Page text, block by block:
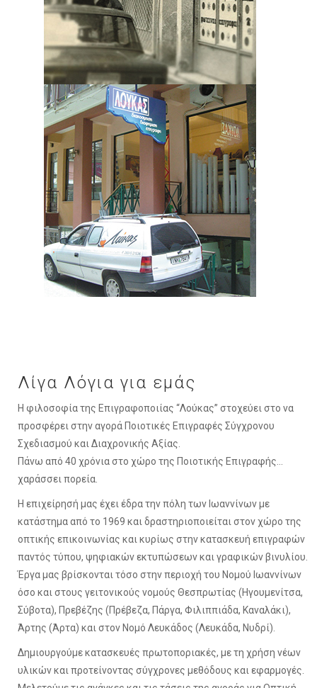
Λίγα Λόγια για εμάς
Η φιλοσοφία της Επιγραφοποιίας “Λούκας” στοχεύει στο να
προσφέρει στην αγορά Ποιοτικές Επιγραφές Σύγχρονου
Σχεδιασμού και Διαχρονικής Αξίας.
Πάνω από 40 χρόνια στο χώρο της Ποιοτικής Επιγραφής…
χαράσσει πορεία.
Η επιχείρησή μας έχει έδρα την πόλη των Ιωαννίνων με
κατάστημα από το 1969 και δραστηριοποιείται στον χώρο της
οπτικής επικοινωνίας και κυρίως στην κατασκευή επιγραφών
παντός τύπου, ψηφιακών εκτυπώσεων και γραφικών βινυλίου.
Έργα μας βρίσκονται τόσο στην περιοχή του Νομού Ιωαννίνων
όσο και στους γειτονικούς νομούς Θεσπρωτίας (Ηγουμενίτσα,
Σύβοτα), Πρεβέζης (Πρέβεζα, Πάργα, Φιλιππιάδα, Καναλάκι),
Άρτης (Άρτα) και στον Νομό Λευκάδος (Λευκάδα, Νυδρί).
Δημιουργούμε κατασκευές πρωτοποριακές, με τη χρήση νέων
υλικών και προτείνοντας σύγχρονες μεθόδους και εφαρμογές.